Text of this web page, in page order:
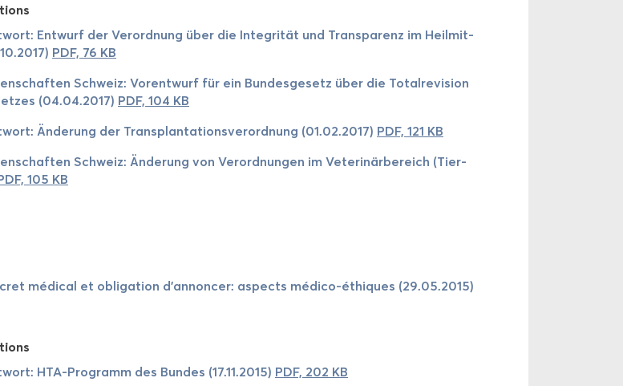
Ent­wurf der Ve­rord­nung über die Integrität und Trans­pa­renz im Heil­mit­
PDF, 76 KB
Schweiz: Vo­rent­wurf für ein Bun­des­ge­setz über die To­tal­re­vi­sion
(04.04.2017) PDF, 104 KB
Änderung der Trans­plan­ta­tions­ve­rord­nung (01.02.2017) PDF, 121 KB
Schweiz: Änderung von Ve­rord­nun­gen im Veterinärbereich (Tier­
105 KB
mé­di­cal et obli­ga­tion d’an­non­cer: as­pects médico-​éthiques (29.05.2015)
HTA-​Programm des Bundes (17.11.2015) PDF, 202 KB